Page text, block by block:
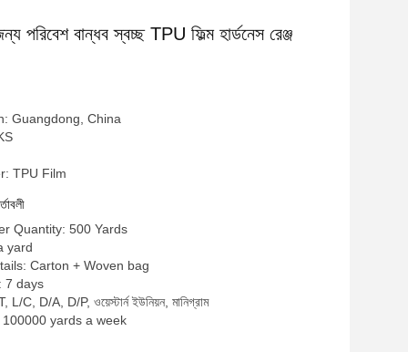
পরিবেশ বান্ধব স্বচ্ছ TPU ফিল্ম হার্ডনেস রেঞ্জ
Guangdong, China
TPU Film
Quantity: 500 Yards
yard
Carton + Woven bag
7 days
L/C, D/A, D/P, ওয়েস্টার্ন ইউনিয়ন, মানিগ্রাম
100000 yards a week